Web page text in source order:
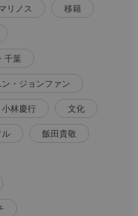
リノス 移籍
千葉
ン・ジョンファン
小林慶行 文化
ル 飯田貴敬